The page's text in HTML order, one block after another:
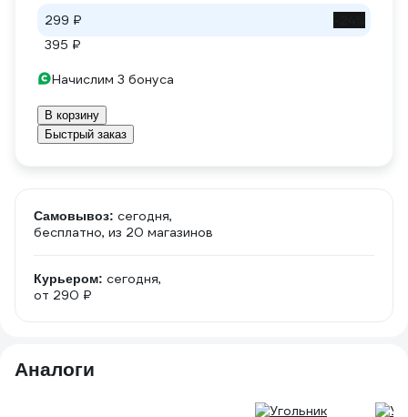
299 ₽
395 ₽
Начислим 3 бонуса
В корзину
Быстрый заказ
Самовывоз: сегодня,
бесплатно, из 20 магазинов
Курьером: сегодня,
от 290 ₽
Аналоги